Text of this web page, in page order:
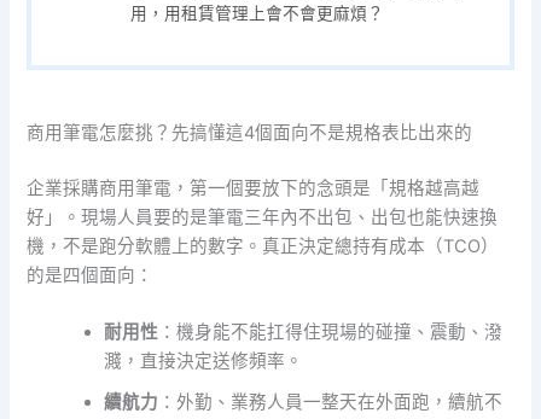
用，用租賃管理上會不會更麻煩？
商用筆電怎麼挑？先搞懂這4個面向不是規格表比出來的
企業採購商用筆電，第一個要放下的念頭是「規格越高越
好」。現場人員要的是筆電三年內不出包、出包也能快速換
機，不是跑分軟體上的數字。真正決定總持有成本（TCO）
的是四個面向：
耐用性 ：機身能不能扛得住現場的碰撞、震動、潑
濺，直接決定送修頻率。
續航力 ：外勤、業務人員一整天在外面跑，續航不